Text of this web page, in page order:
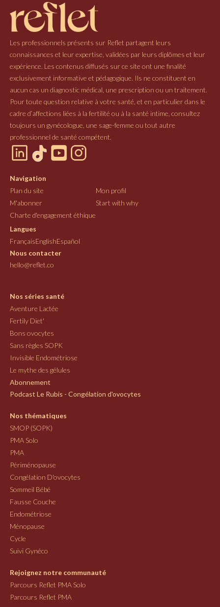
Les professionnels présents sur Reflet partagent leurs
connaissances et leur expertise, validées par leurs diplômes et leur
expérience. Les contenus diffusés sur ce site ont une finalité
exclusivement informative et pédagogique. Ils ne constituent en
aucun cas un diagnostic médical, une prescription ou un traitement.
Pour toute question relative à votre santé, et en particulier dans le
cadre d’affections liées à la fertilité ou à la santé intime, consultez
toujours un gynécologue, une sage-femme ou tout autre
professionnel de santé compétent.
Navigation
Plan du site
Mon profil
M'abonner
Start with why
Charte d'engagement éthique
Langues
FrançaisEnglishEspañol
Nous contacter
hello@reflet.co
Nos séries santé
Aventure Lactée
Fertily Diet'
Bons ovocytes
Sans règles SOPK
Invisible Endométriose
Le mythe des gélules
Abonnement
Podcast Le Rubis - Congélation d'ovocytes
Nos thématiques
SMOP (SOPK)
PMA Solo
PMA
Périménopause
Congélation D'ovocytes
Sommeil Bébé
Fausse Couche
Endométriose
Ménopause
Cycle
Suivi Gynéco
Rejoignez notre communauté
Parcours Reflet PMA Solo
Parcours Reflet PMA